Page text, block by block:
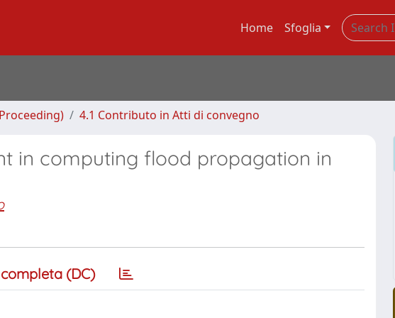
Home Sfoglia
4.1 Contributo in Atti di convegno
in computing flood propagation in
(DC)